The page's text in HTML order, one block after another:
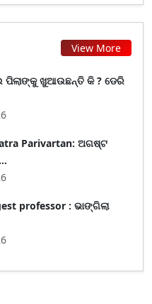
View More
ପିଲାଙ୍କୁ ଖୁଆଉଛନ୍ତି କି ? ଡେରି
Parivartan: ଅଗଷ୍ଟ
professor : ଭାଙ୍ଗିଲା